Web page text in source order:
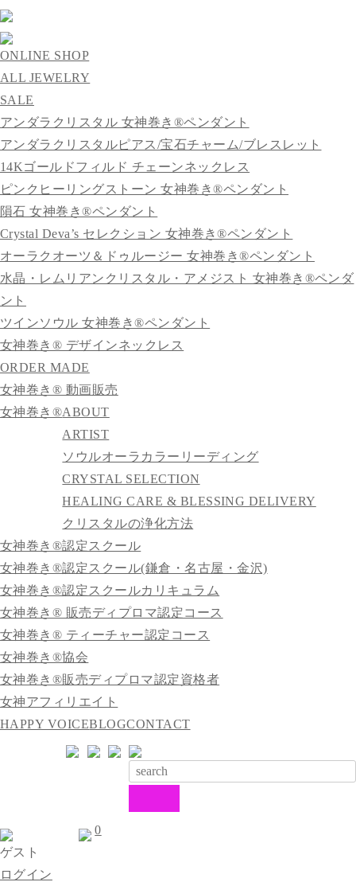
ONLINE SHOP
ALL JEWELRY
SALE
アンダラクリスタル 女神巻き®ペンダント
アンダラクリスタルピアス/宝石チャーム/ブレスレット
14Kゴールドフィルド チェーンネックレス
ピンクヒーリングストーン 女神巻き®ペンダント
隕石 女神巻き®ペンダント
Crystal Deva’s セレクション 女神巻き®ペンダント
オーラクオーツ＆ドゥルージー 女神巻き®ペンダント
水晶・レムリアンクリスタル・アメジスト 女神巻き®ペンダ
ント
ツインソウル 女神巻き®ペンダント
女神巻き® デザインネックレス
ORDER MADE
女神巻き® 動画販売
女神巻き®ABOUT
ARTIST
ソウルオーラカラーリーディング
CRYSTAL SELECTION
HEALING CARE & BLESSING DELIVERY
クリスタルの浄化方法
女神巻き®認定スクール
女神巻き®認定スクール(鎌倉・名古屋・金沢)
女神巻き®認定スクールカリキュラム
女神巻き® 販売ディプロマ認定コース
女神巻き® ティーチャー認定コース
女神巻き®協会
女神巻き®販売ディプロマ認定資格者
女神アフィリエイト
HAPPY VOICEBLOGCONTACT
ゲスト
ログイン
0